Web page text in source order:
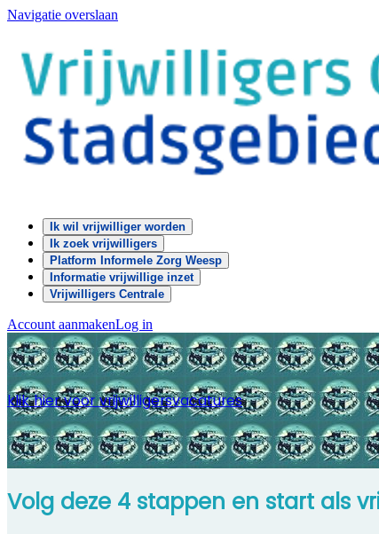
Navigatie overslaan
Ik wil vrijwilliger worden
Ik zoek vrijwilligers
Platform Informele Zorg Weesp
Informatie vrijwillige inzet
Vrijwilligers Centrale
Account aanmakenLog in
klik hier voor vrijwilligersvacatures
Volg deze 4 stappen en start als